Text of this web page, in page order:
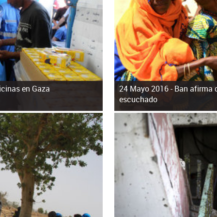
en Gaza 24 Mayo 2016 -Ban afirma
escuchado